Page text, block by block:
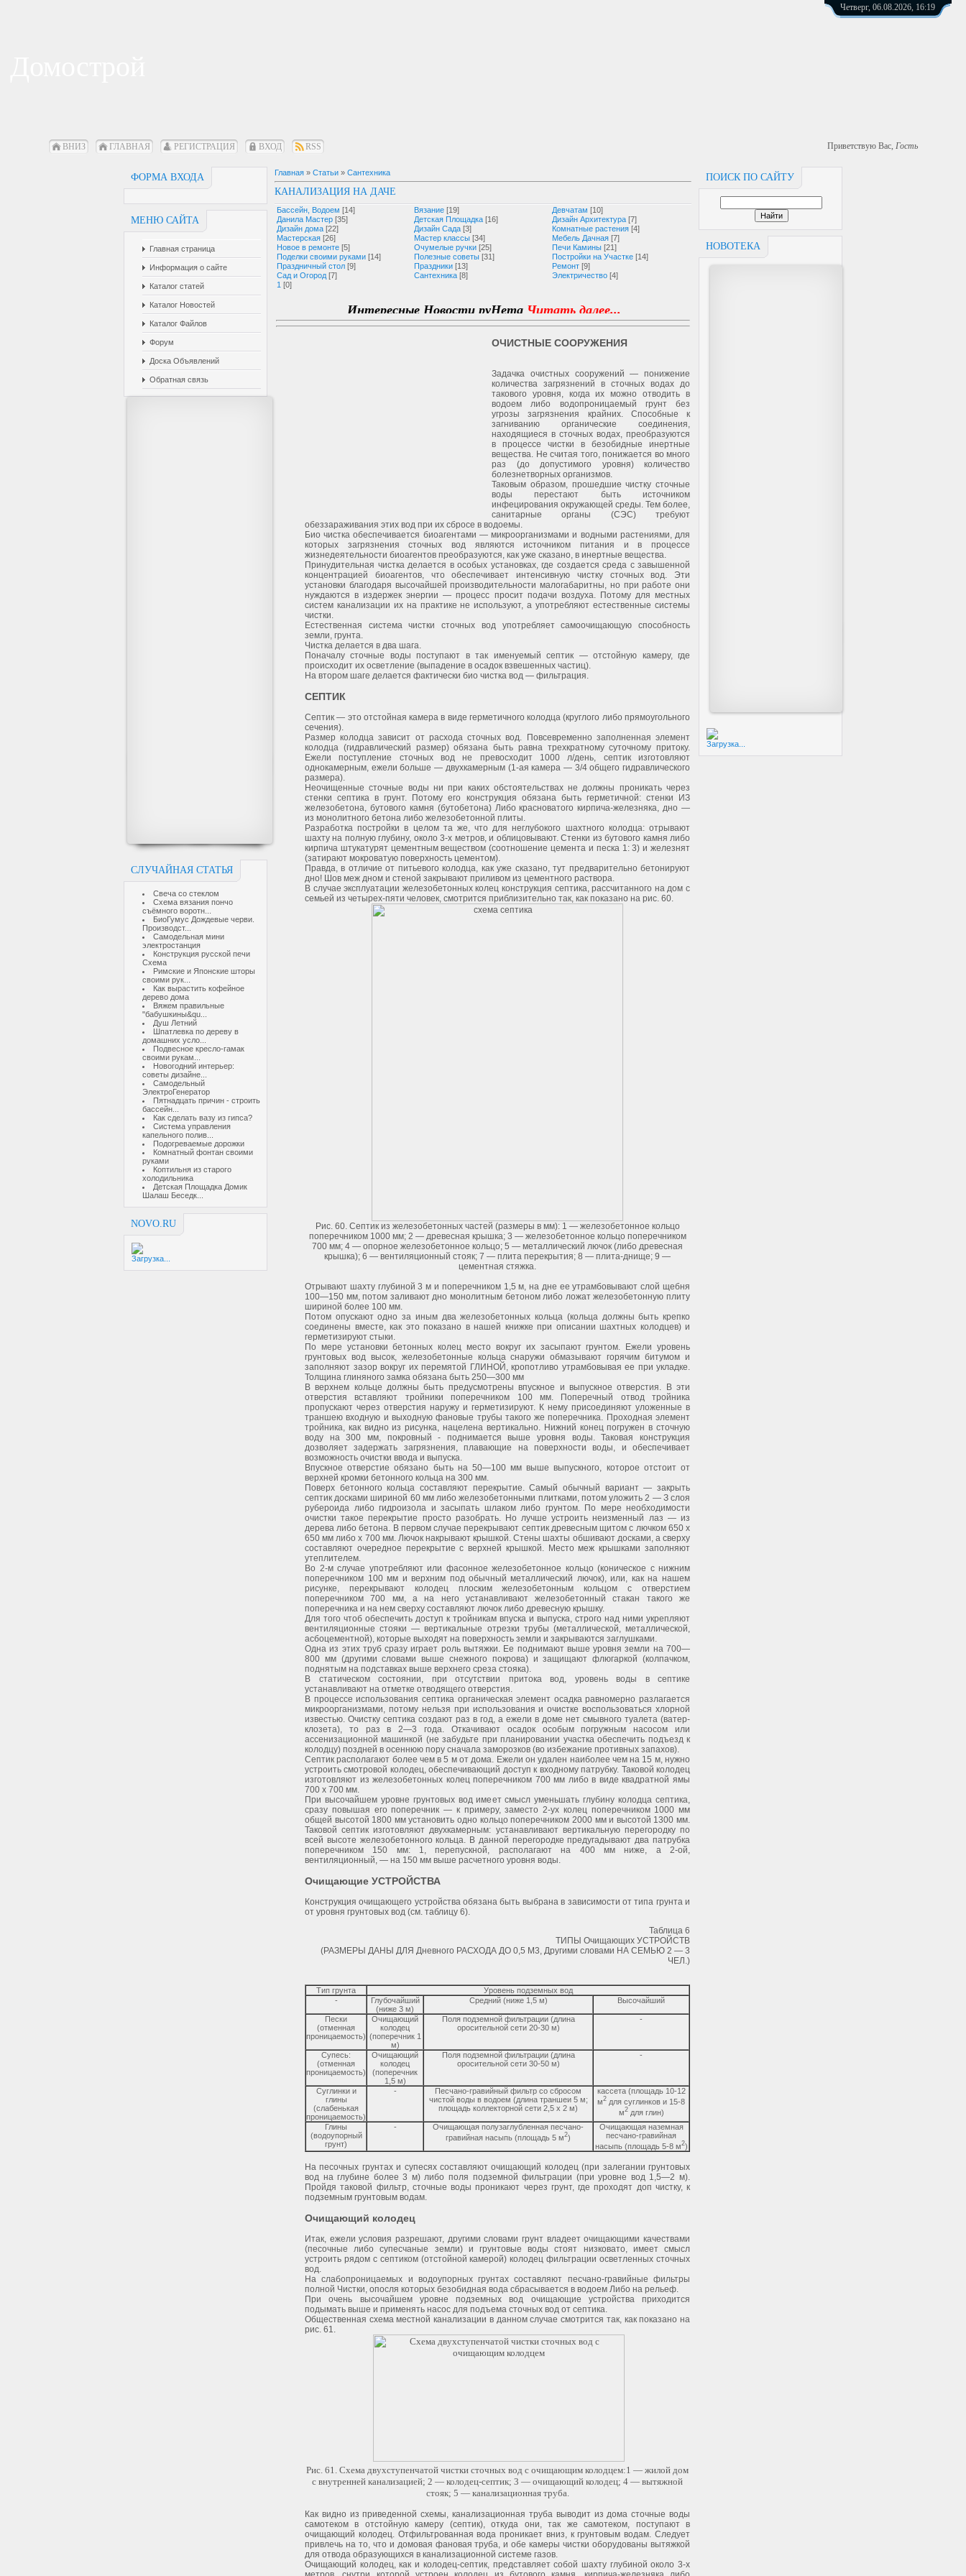
Четверг, 06.08.2026, 16:19
ВНИЗ ГЛАВНАЯ РЕГИСТРАЦИЯ ВХОД RSS Приветствую Вас, Гость
ФОРМА ВХОДА
МЕНЮ САЙТА
Главная страница
Информация о сайте
Каталог статей
Каталог Новостей
Каталог Файлов
Форум
Доска Объявлений
Обратная связь
СЛУЧАЙНАЯ СТАТЬЯ
Свеча со стеклом
Схема вязания пончо
съёмного воротн...
БиоГумус Дождевые черви.
Производст...
Самодельная мини
электростанция
Конструкция русской печи
Схема
Римские и Японские шторы
своими рук...
Как вырастить кофейное
дерево дома
Вяжем правильные
"бабушкины&qu...
Душ Летний
Шпатлевка по дереву в
домашних усло...
Подвесное кресло-гамак
своими рукам...
Новогодний интерьер:
советы дизайне...
Самодельный
ЭлектроГенератор
Пятнадцать причин - строить
бассейн...
Как сделать вазу из гипса?
Система управления
капельного полив...
Подогреваемые дорожки
Комнатный фонтан своими
руками
Коптильня из старого
холодильника
Детская Площадка Домик
Шалаш Беседк...
NOVO.RU
Загрузка...
ПОИСК ПО САЙТУ
НОВОТЕКА
Загрузка...
Главная » Статьи » Сантехника
КАНАЛИЗАЦИЯ НА ДАЧЕ
Бассейн, Водоем [14] Вязание [19] Девчатам [10]
Данила Мастер [35] Детская Площадка [16] Дизайн Архитектура [7]
Дизайн дома [22] Дизайн Сада [3] Комнатные растения [4]
Мастерская [26] Мастер классы [34] Мебель Дачная [7]
Новое в ремонте [5] Очумелые ручки [25] Печи Камины [21]
Поделки своими руками [14] Полезные советы [31] Постройки на Участке [14]
Праздничный стол [9] Праздники [13] Ремонт [9]
Сад и Огород [7] Сантехника [8] Электричество [4]
1 [0]
Интересные Новости руНетаЧитать далее...
ОЧИСТНЫЕ СООРУЖЕНИЯ
Задачка очистных сооружений — понижение
количества загрязнений в сточных водах до
такового уровня, когда их можно отводить в
водоем либо водопроницаемый грунт без
угрозы загрязнения крайних. Способные к
загниванию органические соединения,
находящиеся в сточных водах, преобразуются
в процессе чистки в безобидные инертные
вещества. Не считая того, понижается во много
раз (до допустимого уровня) количество
болезнетворных организмов.
Таковым образом, прошедшие чистку сточные
воды перестают быть источником
инфецирования окружающей среды. Тем более,
санитарные органы (СЭС) требуют
обеззараживания этих вод при их сбросе в водоемы.
Био чистка обеспечивается биоагентами — микроорганизмами и водными растениями, для
которых загрязнения сточных вод являются источником питания и в процессе
жизнедеятельности биоагентов преобразуются, как уже сказано, в инертные вещества.
Принудительная чистка делается в особых установках, где создается среда с завышенной
концентрацией биоагентов, что обеспечивает интенсивную чистку сточных вод. Эти
установки благодаря высочайшей производительности малогабаритны, но при работе они
нуждаются в издержек энергии — процесс просит подачи воздуха. Потому для местных
систем канализации их на практике не используют, а употребляют естественные системы
чистки.
Естественная система чистки сточных вод употребляет самоочищающую способность
земли, грунта.
Чистка делается в два шага.
Поначалу сточные воды поступают в так именуемый септик — отстойную камеру, где
происходит их осветление (выпадение в осадок взвешенных частиц).
На втором шаге делается фактически био чистка вод — фильтрация.
СЕПТИК
Септик — это отстойная камера в виде герметичного колодца (круглого либо прямоугольного
сечения).
Размер колодца зависит от расхода сточных вод. Повсевременно заполненная элемент
колодца (гидравлический размер) обязана быть равна трехкратному суточному притоку.
Ежели поступление сточных вод не превосходит 1000 л/день, септик изготовляют
однокамерным, ежели больше — двухкамерным (1-ая камера — 3/4 общего гидравлического
размера).
Неочищенные сточные воды ни при каких обстоятельствах не должны проникать через
стенки септика в грунт. Потому его конструкция обязана быть герметичной: стенки ИЗ
железобетона, бутового камня (бутобетона) Либо красноватого кирпича-железняка, дно —
из монолитного бетона либо железобетонной плиты.
Разработка постройки в целом та же, что для неглубокого шахтного колодца: отрывают
шахту на полную глубину, около 3-х метров, и облицовывают. Стенки из бутового камня либо
кирпича штукатурят цементным веществом (соотношение цемента и песка 1: 3) и железнят
(затирают мокроватую поверхность цементом).
Правда, в отличие от питьевого колодца, как уже сказано, тут предварительно бетонируют
дно! Шов меж дном и стеной закрывают приливом из цементного раствора.
В случае эксплуатации железобетонных колец конструкция септика, рассчитанного на дом с
семьей из четырех-пяти человек, смотрится приблизительно так, как показано на рис. 60.
Рис. 60. Септик из железобетонных частей (размеры в мм): 1 — железобетонное кольцо
поперечником 1000 мм; 2 — древесная крышка; 3 — железобетонное кольцо поперечником
700 мм; 4 — опорное железобетонное кольцо; 5 — металлический лючок (либо древесная
крышка); 6 — вентиляционный стояк; 7 — плита перекрытия; 8 — плита-днище; 9 —
цементная стяжка.
Отрывают шахту глубиной 3 м и поперечником 1,5 м, на дне ее утрамбовывают слой щебня
100—150 мм, потом заливают дно монолитным бетоном либо ложат железобетонную плиту
шириной более 100 мм.
Потом опускают одно за иным два железобетонных кольца (кольца должны быть крепко
соединены вместе, как это показано в нашей книжке при описании шахтных колодцев) и
герметизируют стыки.
По мере установки бетонных колец место вокруг их засыпают грунтом. Ежели уровень
грунтовых вод высок, железобетонные кольца снаружи обмазывают горячим битумом и
заполняют зазор вокруг их перемятой ГЛИНОЙ, кропотливо утрамбовывая ее при укладке.
Толщина глиняного замка обязана быть 250—300 мм
В верхнем кольце должны быть предусмотрены впускное и выпускное отверстия. В эти
отверстия вставляют тройники поперечником 100 мм. Поперечный отвод тройника
пропускают через отверстия наружу и герметизируют. К нему присоединяют уложенные в
траншею входную и выходную фановые трубы такого же поперечника. Проходная элемент
тройника, как видно из рисунка, нацелена вертикально. Нижний конец погружен в сточную
воду на 300 мм, покровный - поднимается выше уровня воды. Таковая конструкция
дозволяет задержать загрязнения, плавающие на поверхности воды, и обеспечивает
возможность очистки ввода и выпуска.
Впускное отверстие обязано быть на 50—100 мм выше выпускного, которое отстоит от
верхней кромки бетонного кольца на 300 мм.
Поверх бетонного кольца составляют перекрытие. Самый обычный вариант — закрыть
септик досками шириной 60 мм либо железобетонными плитками, потом уложить 2 — З слоя
рубероида либо гидроизола и засыпать шлаком либо грунтом. По мере необходимости
очистки такое перекрытие просто разобрать. Но лучше устроить неизменный лаз — из
дерева либо бетона. В первом случае перекрывают септик древесным щитом с лючком 650 х
650 мм либо х 700 мм. Лючок накрывают крышкой. Стены шахты обшивают досками, а сверху
составляют очередное перекрытие с верхней крышкой. Место меж крышками заполняют
утеплителем.
Во 2-м случае употребляют или фасонное железобетонное кольцо (коническое с нижним
поперечником 100 мм и верхним под обычный металлический лючок), или, как на нашем
рисунке, перекрывают колодец плоским железобетонным кольцом с отверстием
поперечником 700 мм, а на него устанавливают железобетонный стакан такого же
поперечника и на нем сверху составляют лючок либо древесную крышку.
Для того чтоб обеспечить доступ к тройникам впуска и выпуска, строго над ними укрепляют
вентиляционные стояки — вертикальные отрезки трубы (металлической, металлической,
асбоцементной), которые выходят на поверхность земли и закрываются заглушками.
Одна из этих труб сразу играет роль вытяжки. Ее поднимают выше уровня земли на 700—
800 мм (другими словами выше снежного покрова) и защищают флюгаркой (колпачком,
поднятым на подставках выше верхнего среза стояка).
В статическом состоянии, при отсутствии притока вод, уровень воды в септике
устанавливают на отметке отводящего отверстия.
В процессе использования септика органическая элемент осадка равномерно разлагается
микроорганизмами, потому нельзя при использования и очистке воспользоваться хлорной
известью. Очистку септика создают раз в год, а ежели в доме нет смывного туалета (ватер-
клозета), то раз в 2—3 года. Откачивают осадок особым погружным насосом или
ассенизационной машинкой (не забудьте при планировании участка обеспечить подъезд к
колодцу) поздней в осеннюю пору сначала заморозков (во избежание противных запахов).
Септик располагают более чем в 5 м от дома. Ежели он удален наиболее чем на 15 м, нужно
устроить смотровой колодец, обеспечивающий доступ к входному патрубку. Таковой колодец
изготовляют из железобетонных колец поперечником 700 мм либо в виде квадратной ямы
700 х 700 мм.
При высочайшем уровне грунтовых вод имеет смысл уменьшать глубину колодца септика,
сразу повышая его поперечник — к примеру, заместо 2-ух колец поперечником 1000 мм
общей высотой 1800 мм установить одно кольцо поперечником 2000 мм и высотой 1300 мм.
Таковой септик изготовляют двухкамерным: устанавливают вертикальную перегородку по
всей высоте железобетонного кольца. В данной перегородке предугадывают два патрубка
поперечником 150 мм: 1, перепускной, располагают на 400 мм ниже, а 2-ой,
вентиляционный, — на 150 мм выше расчетного уровня воды.
Очищающие УСТРОЙСТВА
Конструкция очищающего устройства обязана быть выбрана в зависимости от типа грунта и
от уровня грунтовых вод (см. таблицу 6).
Таблица 6
ТИПЫ Очищающих УСТРОЙСТВ
(РАЗМЕРЫ ДАНЫ ДЛЯ Дневного РАСХОДА ДО 0,5 М3, Другими словами НА СЕМЬЮ 2 — 3
ЧЕЛ.)
Тип грунта
Уровень подземных вод
-
Глубочайший
(ниже 3 м)
Средний (ниже 1,5 м) Высочайший
Пески
(отменная
проницаемость)
Очищающий
колодец
(поперечник 1
м)
Поля подземной фильтрации (длина
оросительной сети 20-30 м)
-
Супесь:
(отменная
проницаемость)
Очищающий
колодец
(поперечник
1,5 м)
Поля подземной фильтрации (длина
оросительной сети 30-50 м)
-
Суглинки и
глины
(слабенькая
проницаемость)
-
Песчано-гравийный фильтр со сбросом
чистой воды в водоем (длина траншеи 5 м;
площадь коллекторной сети 2,5 х 2 м)
кассета (площадь 10-12
м2 для суглинков и 15-8
м2 для глин)
Глины
(водоупорный
грунт)
-
Очищающая полузаглубленная песчано-
гравийная насыпь (площадь 5 м2)
Очищающая наземная
песчано-гравийная
насыпь (площадь 5-8 м2)
На песочных грунтах и супесях составляют очищающий колодец (при залегании грунтовых
вод на глубине более 3 м) либо поля подземной фильтрации (при уровне вод 1,5—2 м).
Пройдя таковой фильтр, сточные воды проникают через грунт, где проходят доп чистку, к
подземным грунтовым водам.
Очищающий колодец
Итак, ежели условия разрешают, другими словами грунт владеет очищающими качествами
(песочные либо супесчаные земли) и грунтовые воды стоят низковато, имеет смысл
устроить рядом с септиком (отстойной камерой) колодец фильтрации осветленных сточных
вод.
На слабопроницаемых и водоупорных грунтах составляют песчано-гравийные фильтры
полной Чистки, опосля которых безобидная вода сбрасывается в водоем Либо на рельеф.
При очень высочайшем уровне подземных вод очищающие устройства приходится
подымать выше и применять насос для подъема сточных вод от септика.
Общественная схема местной канализации в данном случае смотрится так, как показано на
рис. 61.
Рис. 61. Схема двухступенчатой чистки сточных вод с очищающим колодцем:1 — жилой дом
с внутренней канализацией; 2 — колодец-септик; 3 — очищающий колодец; 4 — вытяжной
стояк; 5 — канализационная труба.
Как видно из приведенной схемы, канализационная труба выводит из дома сточные воды
самотеком в отстойную камеру (септик), откуда они, так же самотеком, поступают в
очищающий колодец. Отфильтрованная вода проникает вниз, к грунтовым водам. Следует
привлечь на то, что и домовая фановая труба, и обе камеры чистки оборудованы вытяжкой
для отвода образующихся в канализационной системе газов.
Очищающий колодец, как и колодец-септик, представляет собой шахту глубиной около 3-х